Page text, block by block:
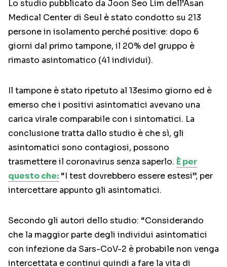
Lo studio pubblicato da Joon Seo Lim dell’Asan
Medical Center di Seul è stato condotto su 213
persone in isolamento perché positive: dopo 6
giorni dal primo tampone, il 20% del gruppo è
rimasto asintomatico (41 individui).
Il tampone è stato ripetuto al 13esimo giorno ed è
emerso che i positivi asintomatici avevano una
carica virale comparabile con i sintomatici. La
conclusione tratta dallo studio è che sì, gli
asintomatici sono contagiosi, possono
trasmettere il coronavirus senza saperlo. È per
questo che: “I test dovrebbero essere estesi”, per
intercettare appunto gli asintomatici.
Secondo gli autori dello studio: “Considerando
che la maggior parte degli individui asintomatici
con infezione da Sars-CoV-2 è probabile non venga
intercettata e continui quindi a fare la vita di